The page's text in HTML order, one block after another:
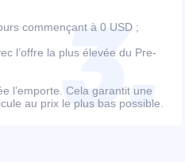
commençant à 0 USD ;
l’offre la plus élevée du Pre-
l’emporte. Cela garantit une
au prix le plus bas possible.